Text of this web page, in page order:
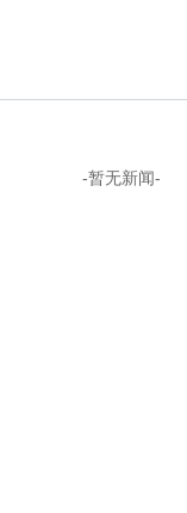
-暂无新闻-